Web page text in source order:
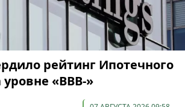
рейтинг Ипотечного
«BBB-»